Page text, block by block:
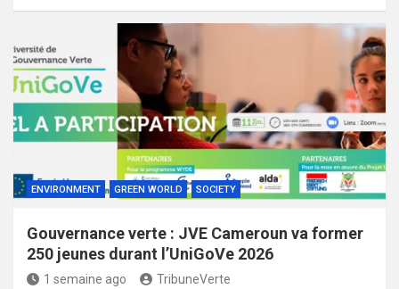
ENVIRONMENT GREEN WORLD SOCIETY
Gouvernance verte : JVE Cameroun va former
250 jeunes durant l’UniGoVe 2026
1 semaine ago TribuneVerte